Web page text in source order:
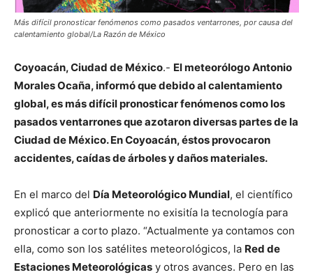
Más difícil pronosticar fenómenos como pasados ventarrones, por causa del
calentamiento global/La Razón de México
Coyoacán, Ciudad de México.- El meteorólogo Antonio
Morales Ocaña, informó que debido al calentamiento
global, es más difícil pronosticar fenómenos como los
pasados ventarrones que azotaron diversas partes de la
Ciudad de México. En Coyoacán, éstos provocaron
accidentes, caídas de árboles y daños materiales.
En el marco del Día Meteorológico Mundial, el científico
explicó que anteriormente no exisitía la tecnología para
pronosticar a corto plazo. “Actualmente ya contamos con
ella, como son los satélites meteorológicos, la Red de
Estaciones Meteorológicas y otros avances. Pero en las